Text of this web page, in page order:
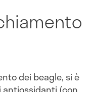
dei beagle, si è